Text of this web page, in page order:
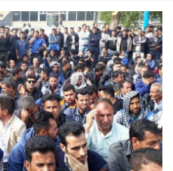
4f630b85-
75bb-
41d3-
a3f5-